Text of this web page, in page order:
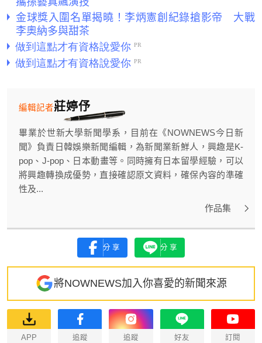
金球獎入圍名單揭曉！李炳憲創紀錄搶影帝 大戰
李奧納多與甜茶
莊婷伃
編輯記者
畢業於世新大學新聞學系，目前在《NOWNEWS今日新
聞》負責日韓娛樂新聞編輯，為新聞業新鮮人，興趣是K-
pop、J-pop、日本動畫等。同時擁有日本留學經驗，可以
將興趣轉換成優勢，直接確認原文資料，確保內容的準確
性及...
作品集
分享 分享
將NOWNEWS加入你喜愛的新聞來源
APP 追蹤 追蹤 好友 訂閱